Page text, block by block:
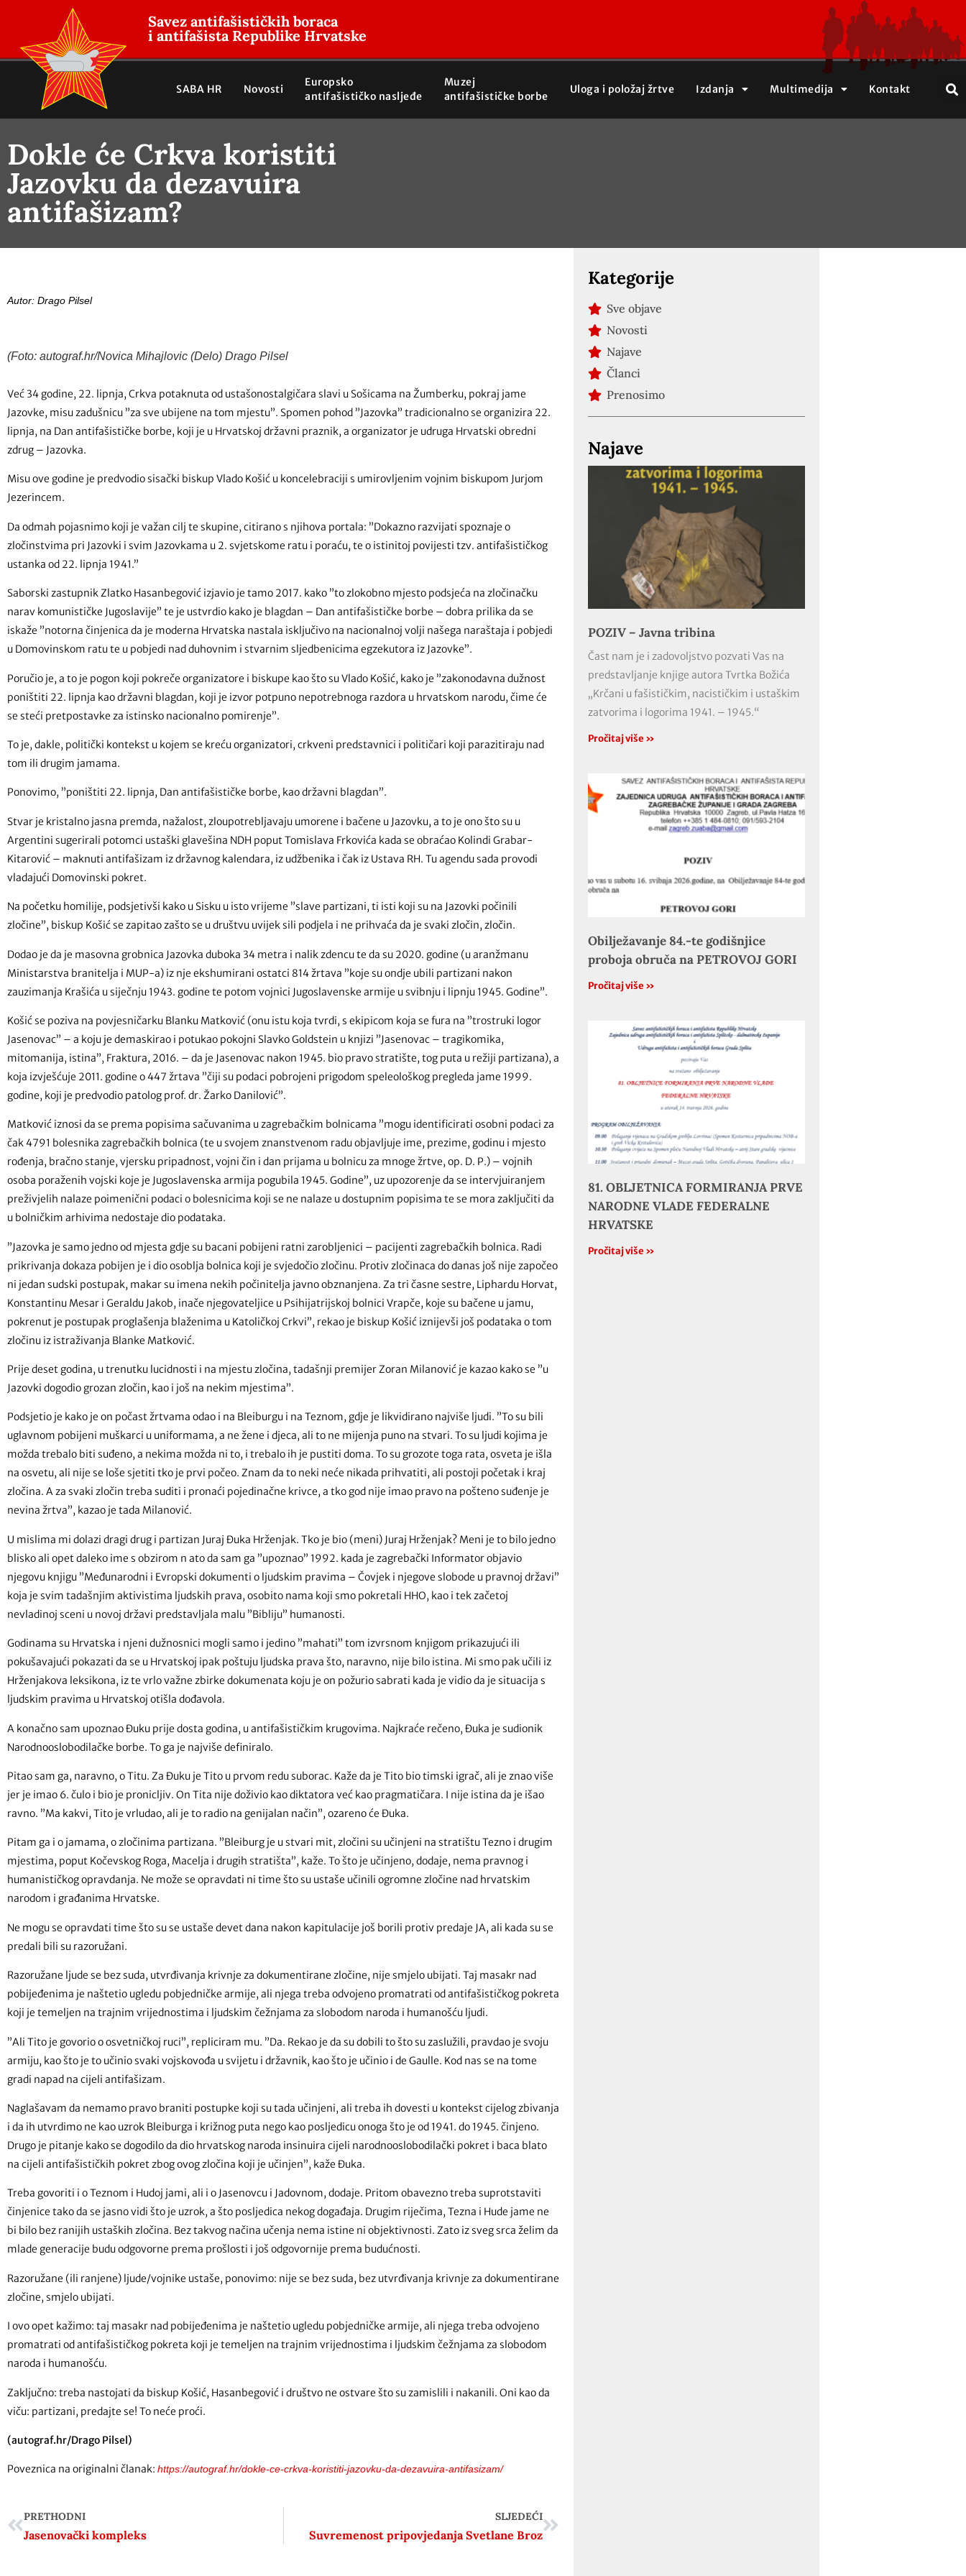
Savez antifašističkih boraca
i antifašista Republike Hrvatske
SABA HR Novosti
Europsko
antifašističko nasljeđe
Muzej
antifašističke borbe
Uloga i položaj žrtve Izdanja Multimedija Kontakt
Dokle će Crkva koristiti
Jazovku da dezavuira
antifašizam?
Autor: Drago Pilsel
(Foto: autograf.hr/Novica Mihajlovic (Delo) Drago Pilsel
Već 34 godine, 22. lipnja, Crkva potaknuta od ustašonostalgičara slavi u Sošicama na Žumberku, pokraj jame
Jazovke, misu zadušnicu ”za sve ubijene na tom mjestu”. Spomen pohod ”Jazovka” tradicionalno se organizira 22.
lipnja, na Dan antifašističke borbe, koji je u Hrvatskoj državni praznik, a organizator je udruga Hrvatski obredni
zdrug – Jazovka.
Misu ove godine je predvodio sisački biskup Vlado Košić u koncelebraciji s umirovljenim vojnim biskupom Jurjom
Jezerincem.
Da odmah pojasnimo koji je važan cilj te skupine, citirano s njihova portala: ”Dokazno razvijati spoznaje o
zločinstvima pri Jazovki i svim Jazovkama u 2. svjetskome ratu i poraću, te o istinitoj povijesti tzv. antifašističkog
ustanka od 22. lipnja 1941.”
Saborski zastupnik Zlatko Hasanbegović izjavio je tamo 2017. kako ”to zlokobno mjesto podsjeća na zločinačku
narav komunističke Jugoslavije” te je ustvrdio kako je blagdan – Dan antifašističke borbe – dobra prilika da se
iskaže ”notorna činjenica da je moderna Hrvatska nastala isključivo na nacionalnoj volji našega naraštaja i pobjedi
u Domovinskom ratu te u pobjedi nad duhovnim i stvarnim sljedbenicima egzekutora iz Jazovke”.
Poručio je, a to je pogon koji pokreče organizatore i biskupe kao što su Vlado Košić, kako je ”zakonodavna dužnost
poništiti 22. lipnja kao državni blagdan, koji je izvor potpuno nepotrebnoga razdora u hrvatskom narodu, čime će
se steći pretpostavke za istinsko nacionalno pomirenje”.
To je, dakle, politički kontekst u kojem se kreću organizatori, crkveni predstavnici i političari koji parazitiraju nad
tom ili drugim jamama.
Ponovimo, ”poništiti 22. lipnja, Dan antifašističke borbe, kao državni blagdan”.
Stvar je kristalno jasna premda, nažalost, zloupotrebljavaju umorene i bačene u Jazovku, a to je ono što su u
Argentini sugerirali potomci ustaški glavešina NDH poput Tomislava Frkovića kada se obraćao Kolindi Grabar-
Kitarović – maknuti antifašizam iz državnog kalendara, iz udžbenika i čak iz Ustava RH. Tu agendu sada provodi
vladajući Domovinski pokret.
Na početku homilije, podsjetivši kako u Sisku u isto vrijeme ”slave partizani, ti isti koji su na Jazovki počinili
zločine”, biskup Košić se zapitao zašto se u društvu uvijek sili podjela i ne prihvaća da je svaki zločin, zločin.
Dodao je da je masovna grobnica Jazovka duboka 34 metra i nalik zdencu te da su 2020. godine (u aranžmanu
Ministarstva branitelja i MUP-a) iz nje ekshumirani ostatci 814 žrtava ”koje su ondje ubili partizani nakon
zauzimanja Krašića u siječnju 1943. godine te potom vojnici Jugoslavenske armije u svibnju i lipnju 1945. Godine”.
Košić se poziva na povjesničarku Blanku Matković (onu istu koja tvrdi, s ekipicom koja se fura na ”trostruki logor
Jasenovac” – a koju je demaskirao i potukao pokojni Slavko Goldstein u knjizi ”Jasenovac – tragikomika,
mitomanija, istina”, Fraktura, 2016. – da je Jasenovac nakon 1945. bio pravo stratište, tog puta u režiji partizana), a
koja izvješćuje 2011. godine o 447 žrtava ”čiji su podaci pobrojeni prigodom speleološkog pregleda jame 1999.
godine, koji je predvodio patolog prof. dr. Žarko Danilović”.
Matković iznosi da se prema popisima sačuvanima u zagrebačkim bolnicama ”mogu identificirati osobni podaci za
čak 4791 bolesnika zagrebačkih bolnica (te u svojem znanstvenom radu objavljuje ime, prezime, godinu i mjesto
rođenja, bračno stanje, vjersku pripadnost, vojni čin i dan prijama u bolnicu za mnoge žrtve, op. D. P.) – vojnih
osoba poraženih vojski koje je Jugoslavenska armija pogubila 1945. Godine”, uz upozorenje da se intervjuiranjem
preživjelih nalaze poimenični podaci o bolesnicima koji se ne nalaze u dostupnim popisima te se mora zaključiti da
u bolničkim arhivima nedostaje dio podataka.
”Jazovka je samo jedno od mjesta gdje su bacani pobijeni ratni zarobljenici – pacijenti zagrebačkih bolnica. Radi
prikrivanja dokaza pobijen je i dio osoblja bolnica koji je svjedočio zločinu. Protiv zločinaca do danas još nije započeo
ni jedan sudski postupak, makar su imena nekih počinitelja javno obznanjena. Za tri časne sestre, Liphardu Horvat,
Konstantinu Mesar i Geraldu Jakob, inače njegovateljice u Psihijatrijskoj bolnici Vrapče, koje su bačene u jamu,
pokrenut je postupak proglašenja blaženima u Katoličkoj Crkvi”, rekao je biskup Košić iznijevši još podataka o tom
zločinu iz istraživanja Blanke Matković.
Prije deset godina, u trenutku lucidnosti i na mjestu zločina, tadašnji premijer Zoran Milanović je kazao kako se ”u
Jazovki dogodio grozan zločin, kao i još na nekim mjestima”.
Podsjetio je kako je on počast žrtvama odao i na Bleiburgu i na Teznom, gdje je likvidirano najviše ljudi. ”To su bili
uglavnom pobijeni muškarci u uniformama, a ne žene i djeca, ali to ne mijenja puno na stvari. To su ljudi kojima je
možda trebalo biti suđeno, a nekima možda ni to, i trebalo ih je pustiti doma. To su grozote toga rata, osveta je išla
na osvetu, ali nije se loše sjetiti tko je prvi počeo. Znam da to neki neće nikada prihvatiti, ali postoji početak i kraj
zločina. A za svaki zločin treba suditi i pronaći pojedinačne krivce, a tko god nije imao pravo na pošteno suđenje je
nevina žrtva”, kazao je tada Milanović.
U mislima mi dolazi dragi drug i partizan Juraj Đuka Hrženjak. Tko je bio (meni) Juraj Hrženjak? Meni je to bilo jedno
blisko ali opet daleko ime s obzirom n ato da sam ga ”upoznao” 1992. kada je zagrebački Informator objavio
njegovu knjigu ”Međunarodni i Evropski dokumenti o ljudskim pravima – Čovjek i njegove slobode u pravnoj državi”
koja je svim tadašnjim aktivistima ljudskih prava, osobito nama koji smo pokretali HHO, kao i tek začetoj
nevladinoj sceni u novoj državi predstavljala malu ”Bibliju” humanosti.
Godinama su Hrvatska i njeni dužnosnici mogli samo i jedino ”mahati” tom izvrsnom knjigom prikazujući ili
pokušavajući pokazati da se u Hrvatskoj ipak poštuju ljudska prava što, naravno, nije bilo istina. Mi smo pak učili iz
Hrženjakova leksikona, iz te vrlo važne zbirke dokumenata koju je on požurio sabrati kada je vidio da je situacija s
ljudskim pravima u Hrvatskoj otišla dođavola.
A konačno sam upoznao Đuku prije dosta godina, u antifašističkim krugovima. Najkraće rečeno, Đuka je sudionik
Narodnooslobodilačke borbe. To ga je najviše definiralo.
Pitao sam ga, naravno, o Titu. Za Đuku je Tito u prvom redu suborac. Kaže da je Tito bio timski igrač, ali je znao više
jer je imao 6. čulo i bio je pronicljiv. On Tita nije doživio kao diktatora već kao pragmatičara. I nije istina da je išao
ravno. ”Ma kakvi, Tito je vrludao, ali je to radio na genijalan način”, ozareno će Đuka.
Pitam ga i o jamama, o zločinima partizana. ”Bleiburg je u stvari mit, zločini su učinjeni na stratištu Tezno i drugim
mjestima, poput Kočevskog Roga, Macelja i drugih stratišta”, kaže. To što je učinjeno, dodaje, nema pravnog i
humanističkog opravdanja. Ne može se opravdati ni time što su ustaše učinili ogromne zločine nad hrvatskim
narodom i građanima Hrvatske.
Ne mogu se opravdati time što su se ustaše devet dana nakon kapitulacije još borili protiv predaje JA, ali kada su se
predali bili su razoružani.
Razoružane ljude se bez suda, utvrđivanja krivnje za dokumentirane zločine, nije smjelo ubijati. Taj masakr nad
pobijeđenima je naštetio ugledu pobjedničke armije, ali njega treba odvojeno promatrati od antifašističkog pokreta
koji je temeljen na trajnim vrijednostima i ljudskim čežnjama za slobodom naroda i humanošću ljudi.
”Ali Tito je govorio o osvetničkoj ruci”, repliciram mu. ”Da. Rekao je da su dobili to što su zaslužili, pravdao je svoju
armiju, kao što je to učinio svaki vojskovođa u svijetu i državnik, kao što je učinio i de Gaulle. Kod nas se na tome
gradi napad na cijeli antifašizam.
Naglašavam da nemamo pravo braniti postupke koji su tada učinjeni, ali treba ih dovesti u kontekst cijelog zbivanja
i da ih utvrdimo ne kao uzrok Bleiburga i križnog puta nego kao posljedicu onoga što je od 1941. do 1945. činjeno.
Drugo je pitanje kako se dogodilo da dio hrvatskog naroda insinuira cijeli narodnooslobodilački pokret i baca blato
na cijeli antifašističkih pokret zbog ovog zločina koji je učinjen”, kaže Đuka.
Treba govoriti i o Teznom i Hudoj jami, ali i o Jasenovcu i Jadovnom, dodaje. Pritom obavezno treba suprotstaviti
činjenice tako da se jasno vidi što je uzrok, a što posljedica nekog događaja. Drugim riječima, Tezna i Hude jame ne
bi bilo bez ranijih ustaških zločina. Bez takvog načina učenja nema istine ni objektivnosti. Zato iz sveg srca želim da
mlade generacije budu odgovorne prema prošlosti i još odgovornije prema budućnosti.
Razoružane (ili ranjene) ljude/vojnike ustaše, ponovimo: nije se bez suda, bez utvrđivanja krivnje za dokumentirane
zločine, smjelo ubijati.
I ovo opet kažimo: taj masakr nad pobijeđenima je naštetio ugledu pobjedničke armije, ali njega treba odvojeno
promatrati od antifašističkog pokreta koji je temeljen na trajnim vrijednostima i ljudskim čežnjama za slobodom
naroda i humanošću.
Zaključno: treba nastojati da biskup Košić, Hasanbegović i društvo ne ostvare što su zamislili i nakanili. Oni kao da
viču: partizani, predajte se! To neće proći.
(autograf.hr/Drago Pilsel)
Poveznica na originalni članak: https://autograf.hr/dokle-ce-crkva-koristiti-jazovku-da-dezavuira-antifasizam/
PRETHODNI
Jasenovački kompleks
SLJEDEĆI
Suvremenost pripovjedanja Svetlane Broz
Kategorije
Sve objave
Novosti
Najave
Članci
Prenosimo
Najave
POZIV – Javna tribina
Čast nam je i zadovoljstvo pozvati Vas na
predstavljanje knjige autora Tvrtka Božića
„Krčani u fašističkim, nacističkim i ustaškim
zatvorima i logorima 1941. – 1945.“
Pročitaj više »
Obilježavanje 84.-te godišnjice
proboja obruča na PETROVOJ GORI
Pročitaj više »
81. OBLJETNICA FORMIRANJA PRVE
NARODNE VLADE FEDERALNE
HRVATSKE
Pročitaj više »